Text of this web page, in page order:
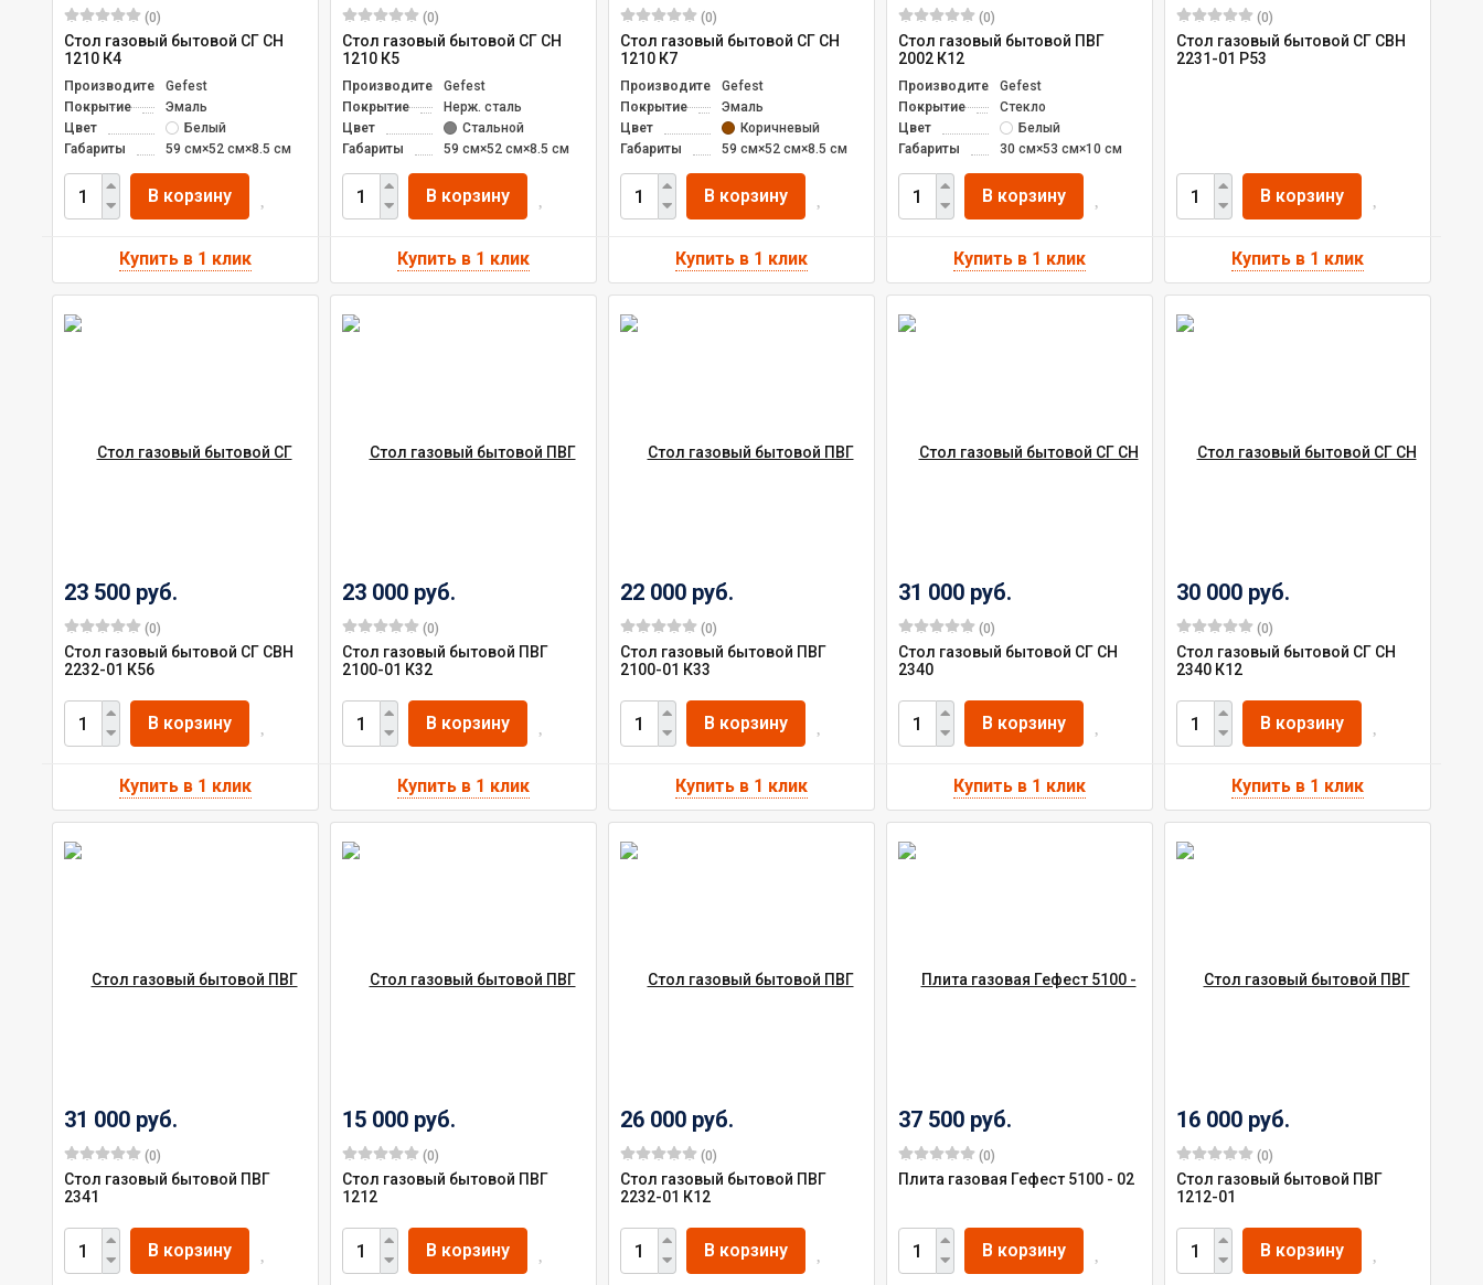
(0)
Стол газовый бытовой СГ СН
1210 К4
ПроизводительGefest
Покрытие
Эмаль
Цвет
Белый
Габариты
59 см×52 см×8.5 см
В корзину
(0)
Стол газовый бытовой СГ СН
1210 К5
ПроизводительGefest
Покрытие
Нерж. сталь
Цвет
Стальной
Габариты
59 см×52 см×8.5 см
В корзину
(0)
Стол газовый бытовой СГ СН
1210 К7
ПроизводительGefest
Покрытие
Эмаль
Цвет
Коричневый
Габариты
59 см×52 см×8.5 см
В корзину
(0)
Стол газовый бытовой ПВГ
2002 К12
ПроизводительGefest
Покрытие
Стекло
Цвет
Белый
Габариты
30 см×53 см×10 см
В корзину
(0)
Стол газовый бытовой СГ СВН
2231-01 Р53
В корзину
23 500 руб.
(0)
Стол газовый бытовой СГ СВН
2232-01 К56
В корзину
23 000 руб.
(0)
Стол газовый бытовой ПВГ
2100-01 К32
В корзину
22 000 руб.
(0)
Стол газовый бытовой ПВГ
2100-01 К33
В корзину
31 000 руб.
(0)
Стол газовый бытовой СГ СН
2340
В корзину
30 000 руб.
(0)
Стол газовый бытовой СГ СН
2340 К12
В корзину
31 000 руб.
(0)
Стол газовый бытовой ПВГ
2341
В корзину
15 000 руб.
(0)
Стол газовый бытовой ПВГ
1212
В корзину
26 000 руб.
(0)
Стол газовый бытовой ПВГ
2232-01 К12
В корзину
37 500 руб.
(0)
Плита газовая Гефест 5100 - 02
В корзину
16 000 руб.
(0)
Стол газовый бытовой ПВГ
1212-01
В корзину